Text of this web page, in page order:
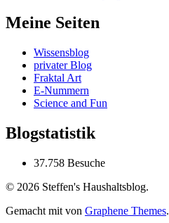
Meine Seiten
Wissensblog
privater Blog
Fraktal Art
E-Nummern
Science and Fun
Blogstatistik
37.758 Besuche
© 2026 Steffen's Haushaltsblog.
Gemacht mit von Graphene Themes.